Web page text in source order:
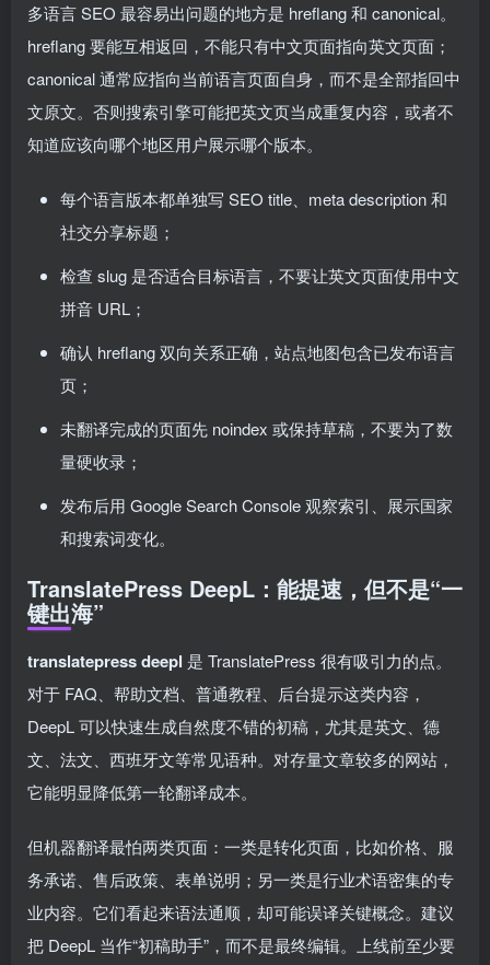
多语言 SEO 最容易出问题的地方是 hreflang 和 canonical。
hreflang 要能互相返回，不能只有中文页面指向英文页面；
canonical 通常应指向当前语言页面自身，而不是全部指回中
文原文。否则搜索引擎可能把英文页当成重复内容，或者不
知道应该向哪个地区用户展示哪个版本。
每个语言版本都单独写 SEO title、meta description 和
社交分享标题；
检查 slug 是否适合目标语言，不要让英文页面使用中文
拼音 URL；
确认 hreflang 双向关系正确，站点地图包含已发布语言
页；
未翻译完成的页面先 noindex 或保持草稿，不要为了数
量硬收录；
发布后用 Google Search Console 观察索引、展示国家
和搜索词变化。
TranslatePress DeepL：能提速，但不是“一
键出海”
translatepress deepl 是 TranslatePress 很有吸引力的点。
对于 FAQ、帮助文档、普通教程、后台提示这类内容，
DeepL 可以快速生成自然度不错的初稿，尤其是英文、德
文、法文、西班牙文等常见语种。对存量文章较多的网站，
它能明显降低第一轮翻译成本。
但机器翻译最怕两类页面：一类是转化页面，比如价格、服
务承诺、售后政策、表单说明；另一类是行业术语密集的专
业内容。它们看起来语法通顺，却可能误译关键概念。建议
把 DeepL 当作“初稿助手”，而不是最终编辑。上线前至少要